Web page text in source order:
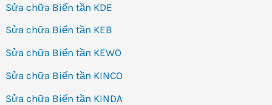
Sửa chữa Biến tần KDE
Sửa chữa Biến tần KEB
Sửa chữa Biến tần KEWO
Sửa chữa Biến tần KINCO
Sửa chữa Biến tần KINDA